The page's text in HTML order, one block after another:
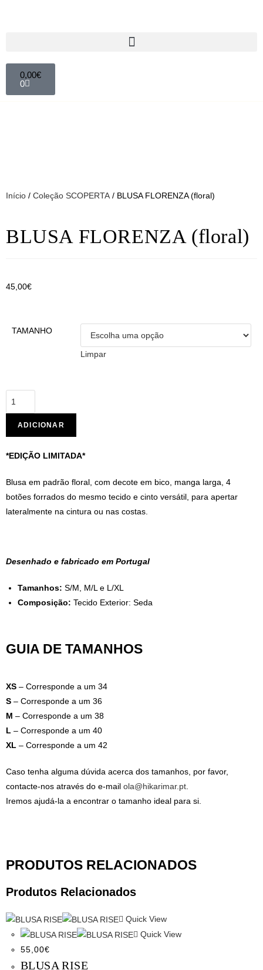
0,00€
0
Início / Coleção SCOPERTA/ BLUSA FLORENZA (floral)
BLUSA FLORENZA (floral)
45,00€
TAMANHO
Limpar
ADICIONAR
*EDIÇÃO LIMITADA*
Blusa em padrão floral, com decote em bico, manga larga, 4
botões forrados do mesmo tecido e cinto versátil, para apertar
lateralmente na cintura ou nas costas.
Desenhado e fabricado em Portugal
Tamanhos: S/M, M/L e L/XL
Composição: Tecido Exterior: Seda
GUIA DE TAMANHOS
XS – Corresponde a um 34
S – Corresponde a um 36
M – Corresponde a um 38
L – Corresponde a um 40
XL – Corresponde a um 42
Caso tenha alguma dúvida acerca dos tamanhos, por favor,
contacte-nos através do e-mail ola@hikarimar.pt
Iremos ajudá-la a encontrar o tamanho ideal para si.
PRODUTOS RELACIONADOS
Produtos Relacionados
Quick View
Quick View
55,00€
BLUSA RISE